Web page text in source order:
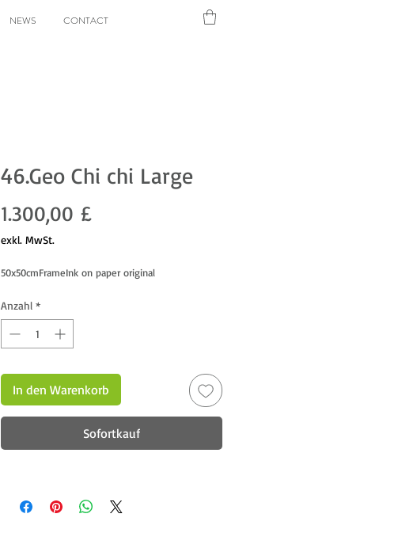
NEWS CONTACT
46.Geo Chi chi Large
1.300,00 £Preis
exkl. MwSt.
50x50cmFrameInk on paper original
Anzahl *
In den Warenkorb
Sofortkauf